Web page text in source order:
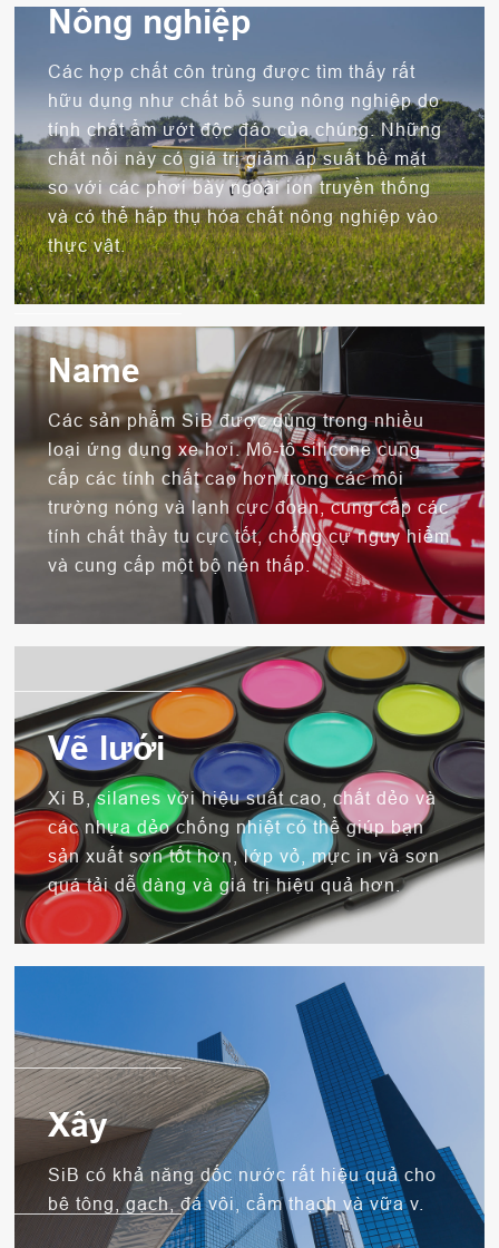
Nông nghiệp
Các hợp chất côn trùng được tìm thấy rất
hữu dụng như chất bổ sung nông nghiệp do
tính chất ẩm ướt độc đáo của chúng. Những
chất nổi này có giá trị giảm áp suất bề mặt
so với các phơi bày ngoài ion truyền thống
và có thể hấp thụ hóa chất nông nghiệp vào
thực vật.
Name
Các sản phẩm SiB được dùng trong nhiều
loại ứng dụng xe hơi. Mô-tô silicone cung
cấp các tính chất cao hơn trong các môi
trường nóng và lạnh cực đoan, cung cấp các
tính chất thầy tu cực tốt, chống cự nguy hiểm
và cung cấp một bộ nén thấp.
Vẽ lưới
Xi B, silanes với hiệu suất cao, chất dẻo và
các nhựa dẻo chống nhiệt có thể giúp bạn
sản xuất sơn tốt hơn, lớp vỏ, mực in và sơn
quá tải dễ dàng và giá trị hiệu quả hơn.
Xây
SiB có khả năng dốc nước rất hiệu quả cho
bê tông, gạch, đá vôi, cẩm thạch và vữa v.